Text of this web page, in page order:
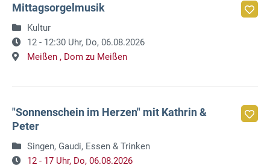
Mittagsorgelmusik
Kultur
12 - 12:30 Uhr, Do, 06.08.2026
Meißen , Dom zu Meißen
"Sonnenschein im Herzen" mit Kathrin &
Peter
Singen, Gaudi, Essen & Trinken
12 - 17 Uhr, Do, 06.08.2026